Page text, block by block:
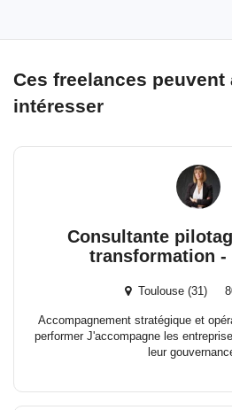
Ces freelances peuvent
intéresser
Consultante
transformation -
Toulouse (31)
Accompagnement stratégique et
performer J'accompagne les
leur